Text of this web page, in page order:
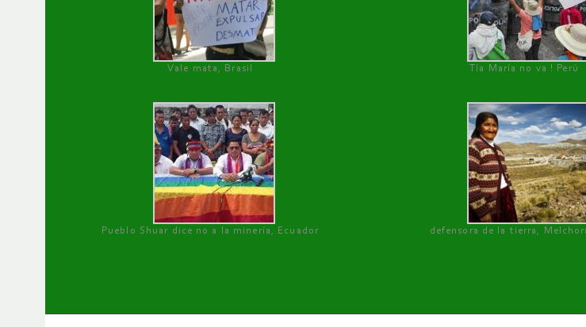
Vale mata, Brasil Tía María no va ! Perú
Pueblo Shuar dice no a la minería, Ecuador defensora de la tierra,